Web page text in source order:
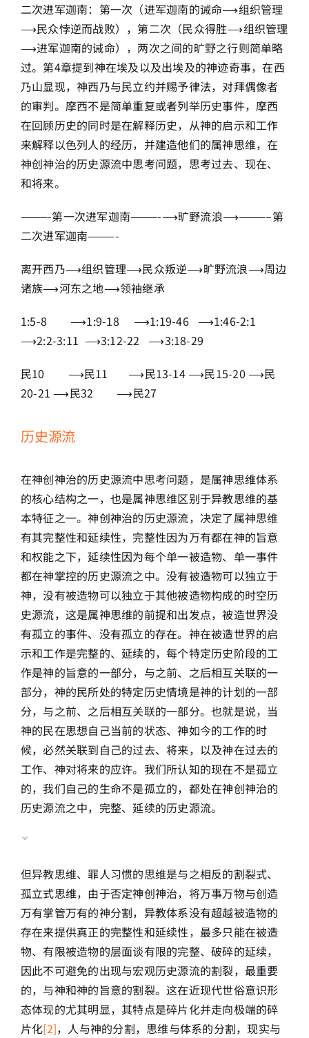
二次进军迦南：第一次（进军迦南的诫命⟶组织管理
⟶民众悖逆而战败），第二次（民众得胜⟶组织管理
⟶进军迦南的诫命），两次之间的旷野之行则简单略
过。第4章提到神在埃及以及出埃及的神迹奇事，在西
乃山显现，神西乃与民立约并赐予律法，对拜偶像者
的审判。摩西不是简单重复或者列举历史事件，摩西
在回顾历史的同时是在解释历史，从神的启示和工作
来解释以色列人的经历，并建造他们的属神思维，在
神创神治的历史源流中思考问题，思考过去、现在、
和将来。
———-第一次进军迦南———-⟶旷野流浪⟶———–第
二次进军迦南———-
离开西乃⟶组织管理⟶民众叛逆⟶旷野流浪⟶周边
诸族⟶河东之地⟶领袖继承
1:5-8 ⟶1:9-18 ⟶1:19-46 ⟶1:46-2:1
⟶2:2-3:11 ⟶3:12-22 ⟶3:18-29
民10 ⟶民11 ⟶民13-14 ⟶民15-20 ⟶民
20-21 ⟶民32 ⟶民27
历史源流
在神创神治的历史源流中思考问题，是属神思维体系
的核心结构之一，也是属神思维区别于异教思维的基
本特征之一。神创神治的历史源流，决定了属神思维
有其完整性和延续性，完整性因为万有都在神的旨意
和权能之下，延续性因为每个单一被造物、单一事件
都在神掌控的历史源流之中。没有被造物可以独立于
神，没有被造物可以独立于其他被造物构成的时空历
史源流，这是属神思维的前提和出发点，被造世界没
有孤立的事件、没有孤立的存在。神在被造世界的启
示和工作是完整的、延续的，每个特定历史阶段的工
作是神的旨意的一部分，与之前、之后相互关联的一
部分，神的民所处的特定历史情境是神的计划的一部
分，与之前、之后相互关联的一部分。也就是说，当
神的民在思想自己当前的状态、神如今的工作的时
候，必然关联到自己的过去、将来，以及神在过去的
工作、神对将来的应许。我们所认知的现在不是孤立
的，我们自己的生命不是孤立的，都处在神创神治的
历史源流之中，完整、延续的历史源流。
但异教思维、罪人习惯的思维是与之相反的割裂式、
孤立式思维，由于否定神创神治，将万事万物与创造
万有掌管万有的神分割，异教体系没有超越被造物的
存在来提供真正的完整性和延续性，最多只能在被造
物、有限被造物的层面谈有限的完整、破碎的延续，
因此不可避免的出现与宏观历史源流的割裂，最重要
的，与神和神的旨意的割裂。这在近现代世俗意识形
态体现的尤其明显，其特点是碎片化并走向极端的碎
片化[2]，人与神的分割，思维与体系的分割，现实与